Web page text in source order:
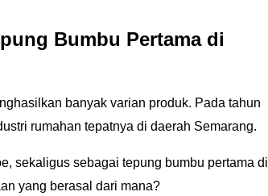
Bumbu Pertama di
banyak varian produk. Pada tahun
rumahan tepatnya di daerah Semarang.
sekaligus sebagai tepung bumbu pertama di
yang berasal dari mana?